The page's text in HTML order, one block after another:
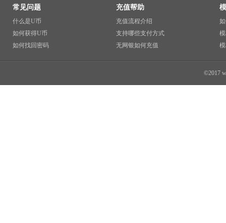
常见问题
什么是U币
如何获得U币
如何找回密码
充值帮助
充值流程介绍
支持哪些支付方式
无网银如何充值
©2017